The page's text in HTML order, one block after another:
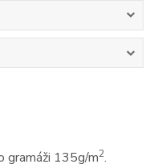
gramáži 135g/m2.